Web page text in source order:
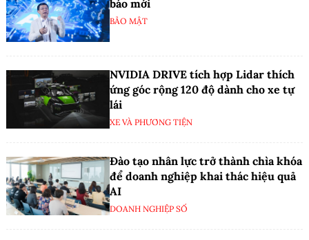
báo mới
BẢO MẬT
NVIDIA DRIVE tích hợp Lidar thích
ứng góc rộng 120 độ dành cho xe tự
lái
XE VÀ PHƯƠNG TIỆN
Đào tạo nhân lực trở thành chìa khóa
để doanh nghiệp khai thác hiệu quả
AI
DOANH NGHIỆP SỐ